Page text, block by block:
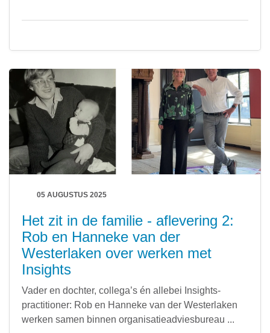
kunnen brengen
gebruikt graag instrumenten die hun waarde in
de praktijk hebben bewezen
05 AUGUSTUS 2025
Het zit in de familie - aflevering 2:
Rob en Hanneke van der
Westerlaken over werken met
Insights
Vader en dochter, collega’s én allebei Insights-
practitioner: Rob en Hanneke van der Westerlaken
werken samen binnen organisatieadviesbureau ...